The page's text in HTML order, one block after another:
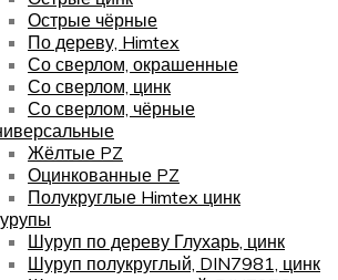
Острые чёрные
По дереву, Himtex
Со сверлом, окрашенные
Со сверлом, цинк
Со сверлом, чёрные
Жёлтые PZ
Оцинкованные PZ
Полукруглые Himtex цинк
Шуруп по дереву Глухарь, цинк
Шуруп полукруглый, DIN7981, цинк